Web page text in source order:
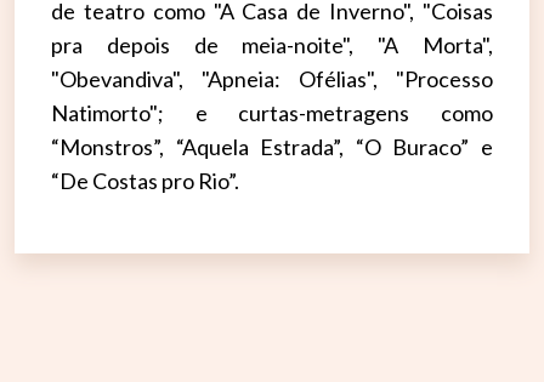
de teatro como "A Casa de Inverno", "Coisas
pra depois de meia-noite", "A Morta",
"Obevandiva", "Apneia: Ofélias", "Processo
Natimorto"; e curtas-metragens como
“Monstros”, “Aquela Estrada”, “O Buraco” e
“De Costas pro Rio”.